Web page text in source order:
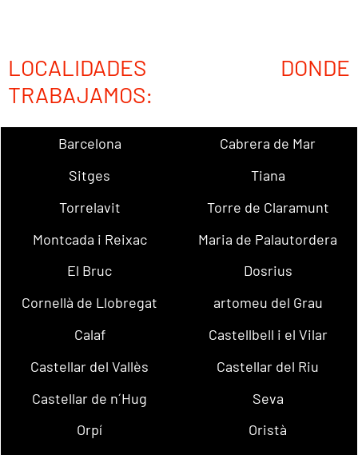
LOCALIDADES DONDE
TRABAJAMOS:
Barcelona
Cabrera de Mar
Sitges
Tiana
Torrelavit
Torre de Claramunt
Montcada i Reixac
Maria de Palautordera
El Bruc
Dosrius
Cornellà de Llobregat
artomeu del Grau
Calaf
Castellbell i el Vilar
Castellar del Vallès
Castellar del Riu
Castellar de n´Hug
Seva
Orpí
Oristà